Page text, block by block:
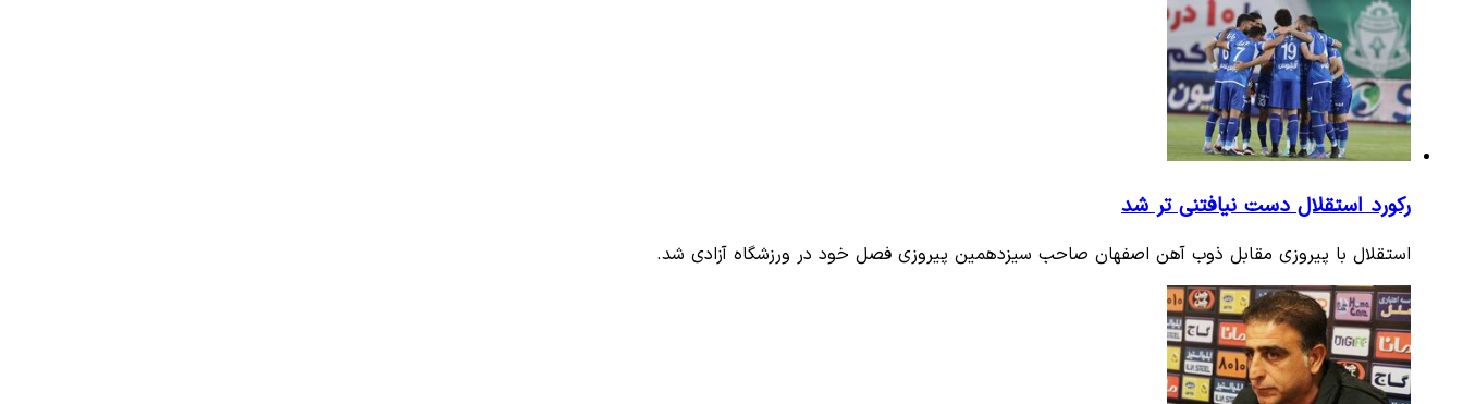
رکورد استقلال دست نیافتنی تر شد
استقلال با پیروزی مقابل ذوب آهن اصفهان صاحب سیزدهمین پیروزی فصل خود در ورزشگاه آزادی شد.